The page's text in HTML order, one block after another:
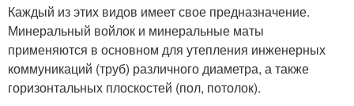
Каждый из этих видов имеет свое предназначение.
Минеральный войлок и минеральные маты
применяются в основном для утепления инженерных
коммуникаций (труб) различного диаметра, а также
горизонтальных плоскостей (пол, потолок).